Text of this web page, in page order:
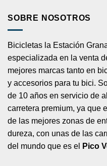
SOBRE NOSOTROS
Bicicletas la Estación
especializada en la venta
mejores marcas tanto en
y accesorios para tu bici.
de 10 años en servicio de
carretera premium, ya que
de las mejores zonas de
dureza, con unas de las
del mundo que es el
Pico